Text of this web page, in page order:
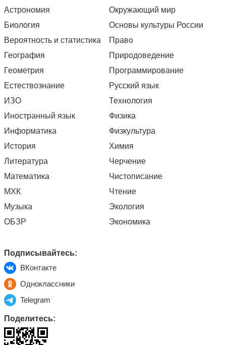
Астрономия
Биология
Вероятность и статистика
География
Геометрия
Естествознание
ИЗО
Иностранный язык
Информатика
История
Литература
Математика
МХК
Музыка
ОБЗР
Окружающий мир
Основы культуры России
Право
Природоведение
Программирование
Русский язык
Технология
Физика
Физкультура
Химия
Черчение
Чистописание
Чтение
Экология
Экономика
Подписывайтесь:
ВКонтакте
Одноклассники
Telegram
Поделитесь: